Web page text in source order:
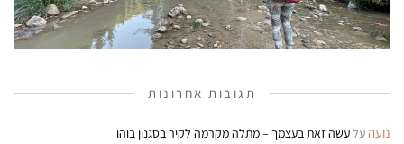
תגובות אחרונות
נועה עלעשה זאת בעצמך – מתלה מקרמה לקיר בסגנון בוהו